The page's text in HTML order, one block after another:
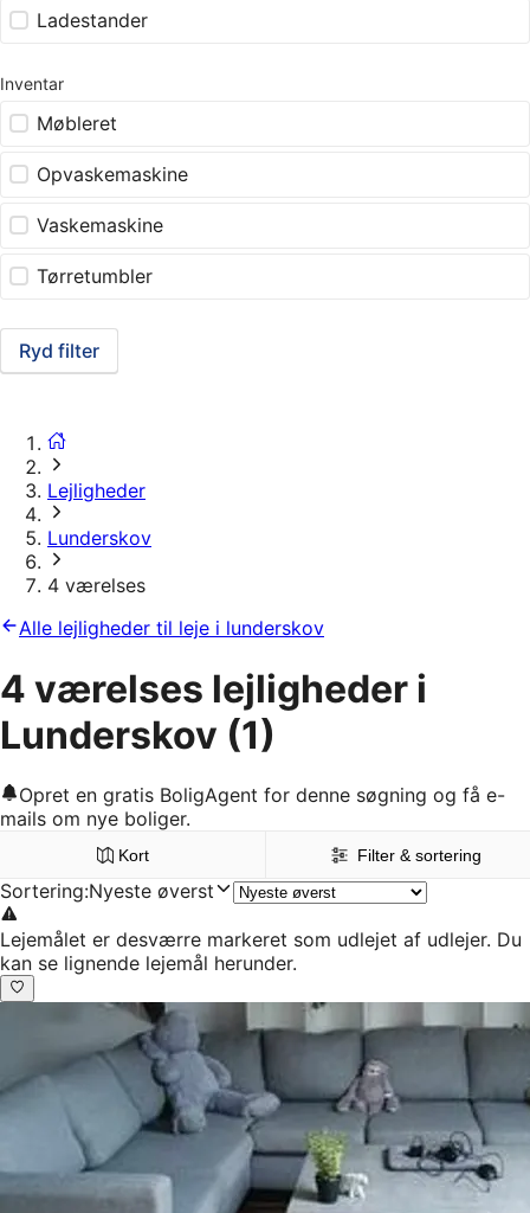
Ladestander
Inventar
Møbleret
Opvaskemaskine
Vaskemaskine
Tørretumbler
Ryd filter
Lejligheder
Lunderskov
4 værelses
Alle lejligheder til leje i lunderskov
4 værelses lejligheder i
Lunderskov (1)
Opret en gratis BoligAgent for denne søgning og få e-
mails om nye boliger.
Kort Filter & sortering
Sortering:Nyeste øverst
Lejemålet er desværre markeret som udlejet af udlejer. Du
kan se lignende lejemål herunder.